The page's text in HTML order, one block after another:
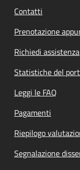
Contatti
Prenotazione
Richiedi assistenza
Statistiche del
Leggi le FAQ
Pagamenti
Riepilogo
Segnalazione